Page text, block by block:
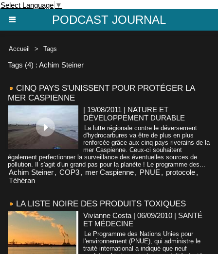
Select Language ▼
PODCAST JOURNAL
Accueil > Tags
Tags (4) : Achim Steiner
CINQ PAYS S'UNISSENT POUR PROTÉGER LA
MER CASPIENNE
| 19/08/2011 | NATURE ET
DÉVELOPPEMENT DURABLE
La lutte régionale contre le déversement
d'hydrocarbures va être de plus en plus
renforcée grâce aux cinq pays riverains de la
mer Caspienne. Ceux-ci souhaitent
également perfectionner la surveillance des éventuelles sources de
pollution. Il s'agit d'un grand pas pour la planète ! Le programme des...
Achim Steiner, COP3, mer Caspienne, PNUE , protocole,
Téhéran
LA LISTE NOIRE DES PRODUITS TOXIQUES
Vivianne Costa | 06/09/2010 | SANTÉ
ET MÉDECINE
Le Programme des Nations Unies pour
l'environnement (PNUE), qui administre le
traité international a indiqué que neuf